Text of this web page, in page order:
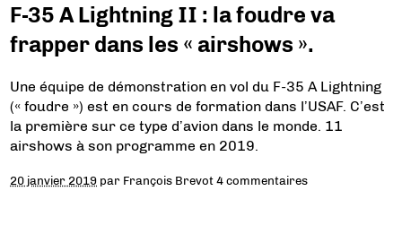
F-35 A Lightning II : la foudre va
frapper dans les « airshows ».
Une équipe de démonstration en vol du F-35 A Lightning
(« foudre ») est en cours de formation dans l’USAF. C’est
la première sur ce type d’avion dans le monde. 11
airshows à son programme en 2019.
20 janvier 2019 par François Brevot 4 commentaires